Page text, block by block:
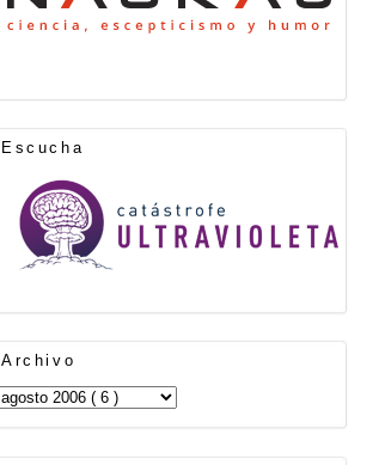
Escucha
Archivo